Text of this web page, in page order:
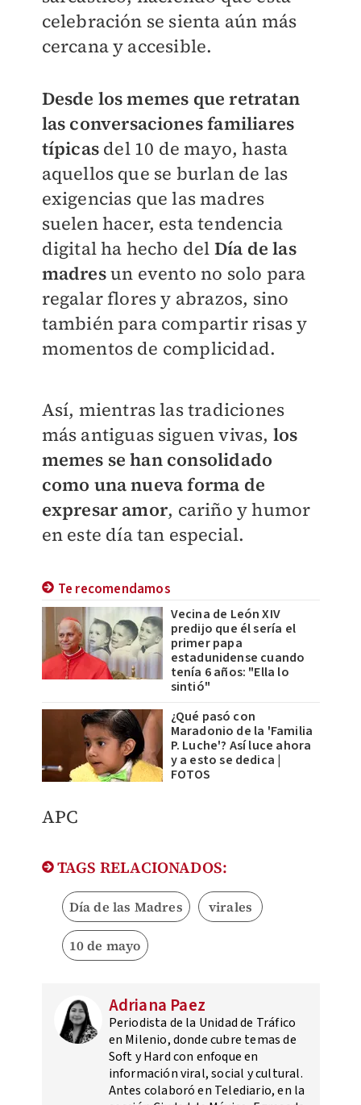
celebración se sienta aún más
cercana y accesible.
Desde los memes que retratan
las conversaciones familiares
típicasdel 10 de mayo, hasta
aquellos que se burlan de las
exigencias que las madres
suelen hacer, esta tendencia
digital ha hecho del Día de las
madresun evento no solo para
regalar flores y abrazos, sino
también para compartir risas y
momentos de complicidad.
Así, mientras las tradiciones
más antiguas siguen vivas, los
memes se han consolidado
como una nueva forma de
expresar amor, cariño y humor
en este día tan especial.
Te recomendamos
Vecina de León XIV
predijo que él sería el
primer papa
estadunidense cuando
tenía 6 años: "Ella lo
sintió"
¿Qué pasó con
Maradonio de la 'Familia
P. Luche'? Así luce ahora
y a esto se dedica |
FOTOS
APC
TAGS RELACIONADOS:
Día de las Madres virales
10 de mayo
Adriana Paez
Periodista de la Unidad de Tráfico
en Milenio, donde cubre temas de
Soft y Hard con enfoque en
información viral, social y cultural.
Antes colaboró en Telediario, en la